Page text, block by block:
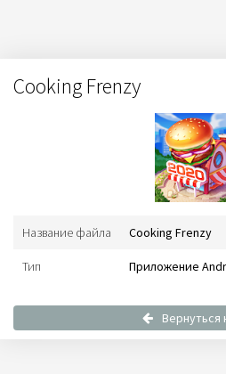
Cooking Frenzy
Название файла Cooking Frenzy
Тип Приложение
Вернуться